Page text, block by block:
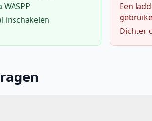
inschakelen
Een
Dichter